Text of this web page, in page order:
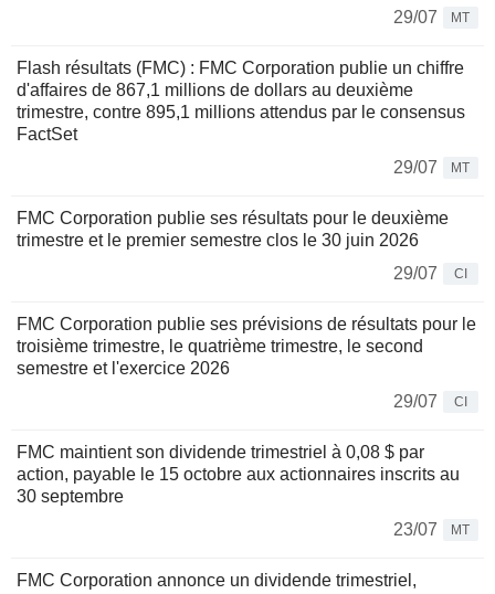
29/07
MT
Flash résultats (FMC) : FMC Corporation publie un chiffre
d'affaires de 867,1 millions de dollars au deuxième
trimestre, contre 895,1 millions attendus par le consensus
FactSet
29/07
MT
FMC Corporation publie ses résultats pour le deuxième
trimestre et le premier semestre clos le 30 juin 2026
29/07
CI
FMC Corporation publie ses prévisions de résultats pour le
troisième trimestre, le quatrième trimestre, le second
semestre et l'exercice 2026
29/07
CI
FMC maintient son dividende trimestriel à 0,08 $ par
action, payable le 15 octobre aux actionnaires inscrits au
30 septembre
23/07
MT
FMC Corporation annonce un dividende trimestriel,